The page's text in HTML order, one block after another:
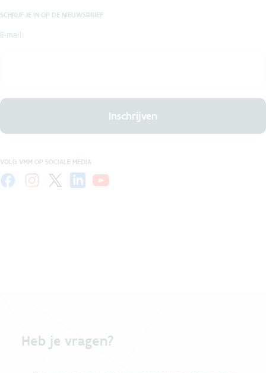
SCHRIJF JE IN OP DE NIEUWSBRIEF
E-mail
Inschrijven
VOLG VMM OP SOCIALE MEDIA
Heb je vragen?